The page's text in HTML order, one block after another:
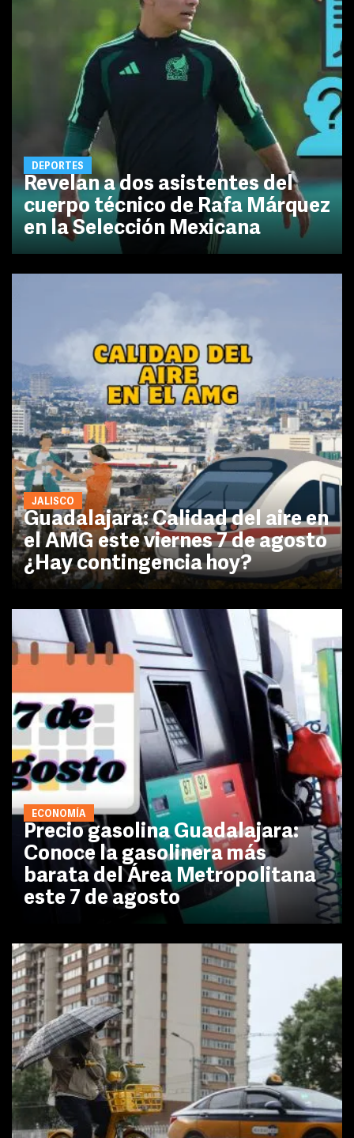
DEPORTES
Revelan a dos asistentes del
cuerpo técnico de Rafa Márquez
en la Selección Mexicana
JALISCO
Guadalajara: Calidad del aire en
el AMG este viernes 7 de agosto
¿Hay contingencia hoy?
ECONOMÍA
Precio gasolina Guadalajara:
Conoce la gasolinera más
barata del Área Metropolitana
este 7 de agosto